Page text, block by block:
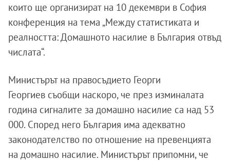
които ще организират на 10 декември в София
конференция на тема „Между статистиката и
реалността: Домашното насилие в България отвъд
числата“.
Министърът на правосъдието Георги
Георгиев съобщи наскоро, че през изминалата
година сигналите за домашно насилие са над 53
000. Според него България има адекватно
законодателство по отношение на превенцията
на домашно насилие. Министърът припомни, че